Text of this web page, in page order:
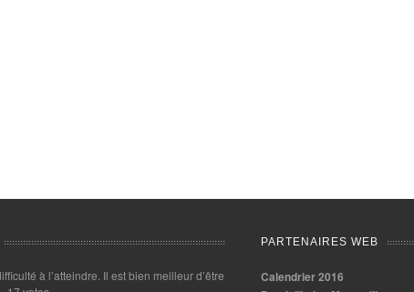
à l’atteindre. Il est bien meilleur d’être
PARTENAIRES WEB
Calendrier 2016